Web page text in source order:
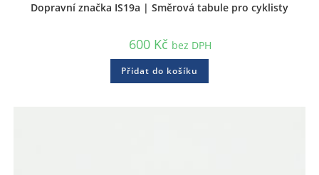
Dopravní značka IS19a | Směrová tabule pro cyklisty
600 Kč bez DPH
Přidat do košíku